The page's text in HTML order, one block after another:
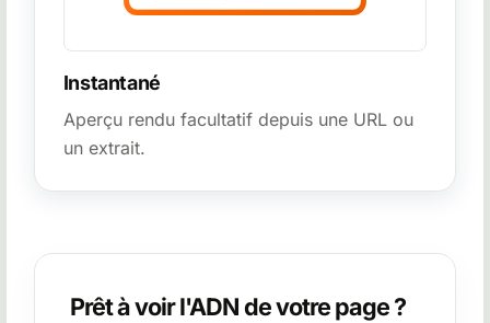
Instantané
Aperçu rendu facultatif depuis une URL ou
un extrait.
Prêt à voir l'ADN de votre page ?